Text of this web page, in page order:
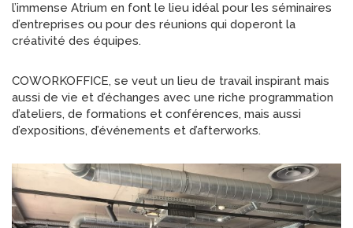
l’immense Atrium en font le lieu idéal pour les séminaires
d’entreprises ou pour des réunions qui doperont la
créativité des équipes.
COWORKOFFICE, se veut un lieu de travail inspirant mais
aussi de vie et d’échanges avec une riche programmation
d’ateliers, de formations et conférences, mais aussi
d’expositions, d’événements et d’afterworks.